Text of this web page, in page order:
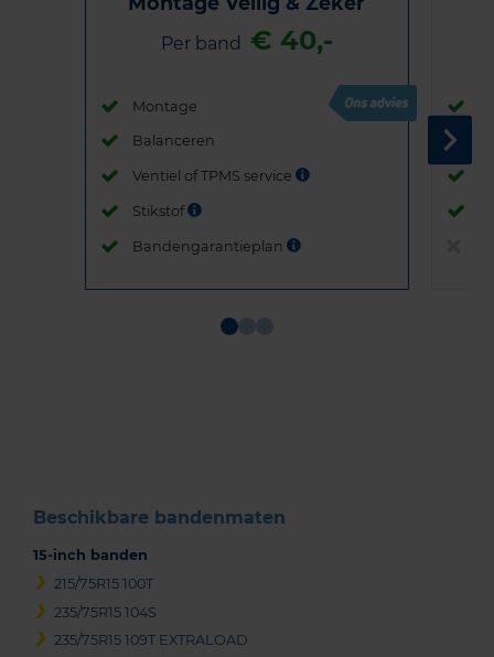
Per band € 40,-
Montage
Balanceren
Ventiel of TPMS service
Stikstof
Bandengarantieplan
Beschikbare bandenmaten
15-inch banden
215/75R15 100T
235/75R15 104S
235/75R15 109T EXTRALOAD